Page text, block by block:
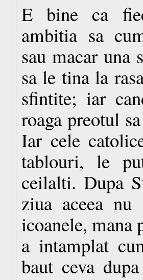
E bine ca
ambitia sa
sau macar una
sa le tina la
sfintite; iar
roaga preotul
Iar cele
tablouri, le
ceilalti. Dupa
ziua aceea nu
icoanele, mana
a intamplat
baut ceva